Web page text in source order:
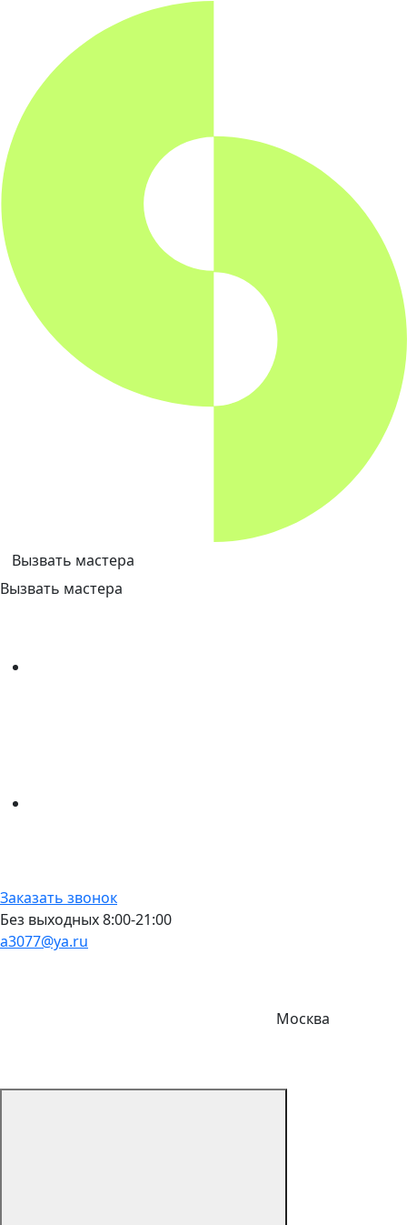
Вызвать мастера
Вызвать мастера
Заказать звонок
Без выходных 8:00-21:00
a3077@ya.ru
Москва